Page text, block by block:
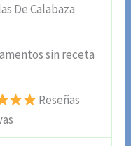
De Calabaza
sin receta
Reseñas